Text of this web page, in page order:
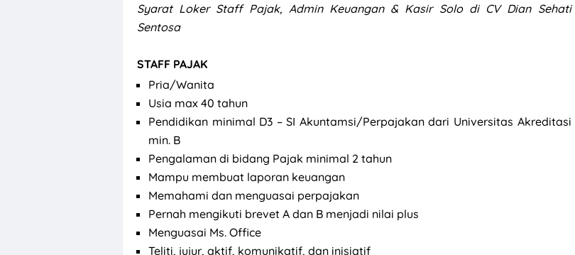
Syarat Loker Staff Pajak, Admin Keuangan & Kasir Solo di CV Dian Sehati
Sentosa
STAFF PAJAK
Pria/Wanita
Usia max 40 tahun
Pendidikan minimal D3 – SI Akuntamsi/Perpajakan dari Universitas Akreditasi
min. B
Pengalaman di bidang Pajak minimal 2 tahun
Mampu membuat laporan keuangan
Memahami dan menguasai perpajakan
Pernah mengikuti brevet A dan B menjadi nilai plus
Menguasai Ms. Office
Teliti, jujur, aktif, komunikatif, dan inisiatif